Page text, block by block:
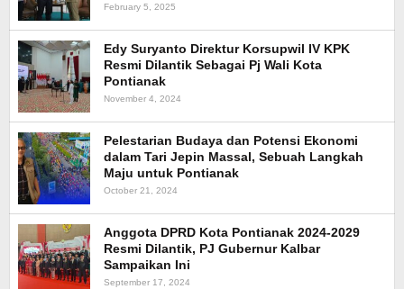
February 5, 2025
Edy Suryanto Direktur Korsupwil IV KPK
Resmi Dilantik Sebagai Pj Wali Kota
Pontianak
November 4, 2024
Pelestarian Budaya dan Potensi Ekonomi
dalam Tari Jepin Massal, Sebuah Langkah
Maju untuk Pontianak
October 21, 2024
Anggota DPRD Kota Pontianak 2024-2029
Resmi Dilantik, PJ Gubernur Kalbar
Sampaikan Ini
September 17, 2024